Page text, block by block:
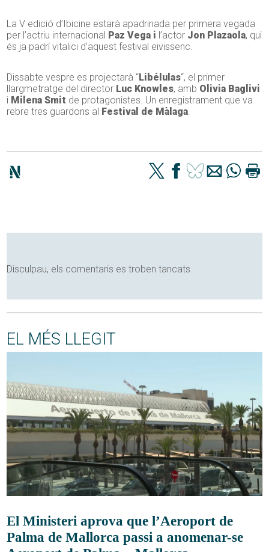
La V edició d’Ibicine estarà apadrinada per primera vegada
per l’actriu internacional Paz Vega i l’actor Jon Plazaola, qui
és ja padrí vitalici d’aquest festival eivissenc.
Dissabte vespre es projectarà “Libélulas“, el primer
llargmetratge del director Luc Knowles, amb Olivia Baglivi
i Milena Smit de protagonistes. Un enregistrament que va
rebre tres guardons al Festival de Màlaga.
Disculpau, els comentaris es troben tancats
EL MÉS LLEGIT
El Ministeri aprova que l’Aeroport de
Palma de Mallorca passi a anomenar-se